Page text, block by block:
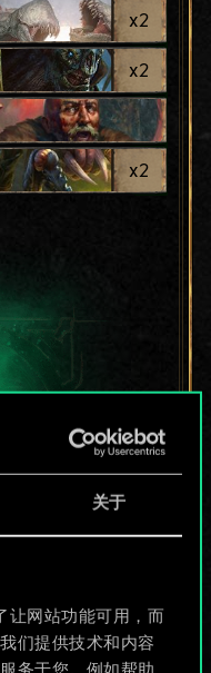
关于
网站功能可用，而
们提供技术和内容
x2
x2
x2
了一套
不止这